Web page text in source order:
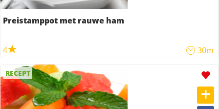
Preistamppot met rauwe ham
4 30m
RECEPT